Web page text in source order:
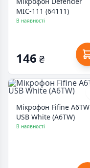
MIC-111 (64111)
В наявності
146 ₴
Мікрофон Fifine A6TW
USB White (A6TW)
В наявності